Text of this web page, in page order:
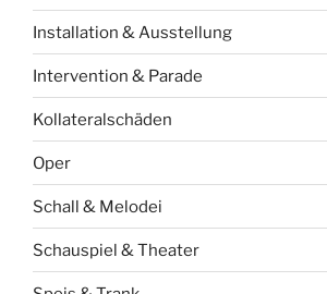
Installation & Ausstellung
Intervention & Parade
Kollateralschäden
Oper
Schall & Melodei
Schauspiel & Theater